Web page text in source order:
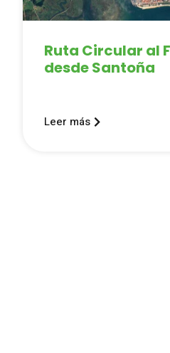
Ruta Circular al
desde Santoña
Leer más